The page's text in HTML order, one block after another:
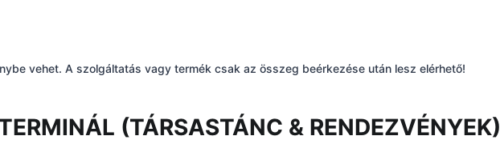
vehet. A szolgáltatás vagy termék csak az összeg beérkezése után lesz elérhető!
(TÁRSASTÁNC & RENDEZVÉNYEK)